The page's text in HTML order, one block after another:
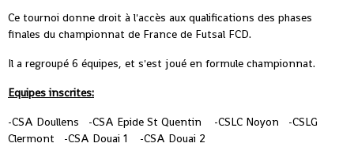
Ce tournoi donne droit à l'accès aux qualifications des phases
finales du championnat de France de Futsal FCD.
Il a regroupé 6 équipes, et s'est joué en formule championnat.
Equipes inscrites:
-CSA Doullens -CSA Epide St Quentin -CSLC Noyon -CSLG
Clermont -CSA Douai 1 -CSA Douai 2